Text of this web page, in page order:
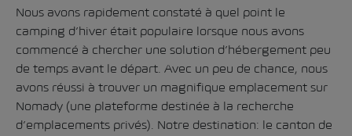
Nous avons rapidement constaté à quel point le
camping d’hiver était populaire lorsque nous avons
commencé à chercher une solution d’hébergement peu
de temps avant le départ. Avec un peu de chance, nous
avons réussi à trouver un magnifique emplacement sur
Nomady (une plateforme destinée à la recherche
d’emplacements privés) . Notre destination: le canton de